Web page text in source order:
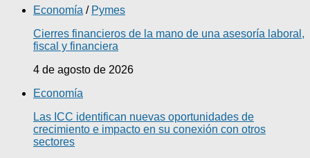
Economía / Pymes
Cierres financieros de la mano de una asesoría laboral,
fiscal y financiera
4 de agosto de 2026
Economía
Las ICC identifican nuevas oportunidades de
crecimiento e impacto en su conexión con otros
sectores